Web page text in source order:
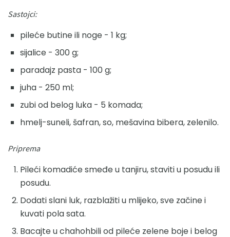
Sastojci:
pileće butine ili noge - 1 kg;
sijalice - 300 g;
paradajz pasta - 100 g;
juha - 250 ml;
zubi od belog luka - 5 komada;
hmelj-suneli, šafran, so, mešavina bibera, zelenilo.
Priprema
Pileći komadiće smeđe u tanjiru, staviti u posudu ili
posudu.
Dodati slani luk, razblažiti u mlijeko, sve začine i
kuvati pola sata.
Bacajte u chahohbili od pileće zelene boje i belog